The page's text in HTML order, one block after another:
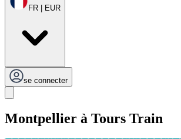
FR | EUR
se connecter
Montpellier à Tours Train